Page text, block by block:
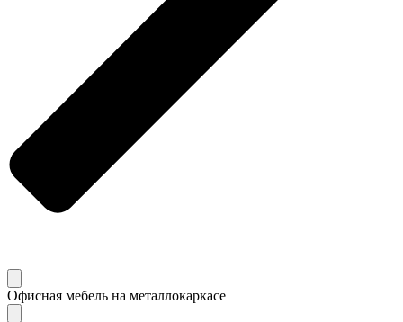
Офисная мебель на металлокаркасе